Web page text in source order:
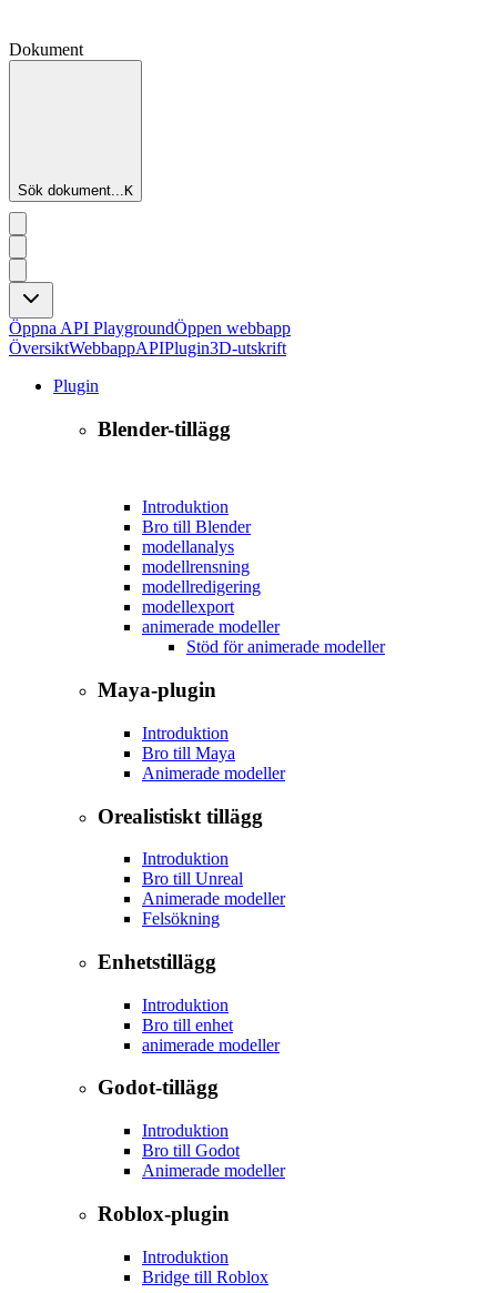
Dokument
Sök dokument...K
Öppna API PlaygroundÖppen webbapp
ÖversiktWebbappAPIPlugin3D-utskrift
Plugin
Blender-tillägg
Introduktion
Bro till Blender
modellanalys
modellrensning
modellredigering
modellexport
animerade modeller
Stöd för animerade modeller
Maya-plugin
Introduktion
Bro till Maya
Animerade modeller
Orealistiskt tillägg
Introduktion
Bro till Unreal
Animerade modeller
Felsökning
Enhetstillägg
Introduktion
Bro till enhet
animerade modeller
Godot-tillägg
Introduktion
Bro till Godot
Animerade modeller
Roblox-plugin
Introduktion
Bridge till Roblox